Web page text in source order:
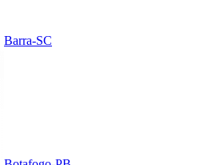
Barra-SC